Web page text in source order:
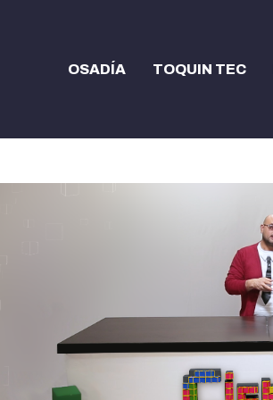
OSADÍA TOQUIN TEC